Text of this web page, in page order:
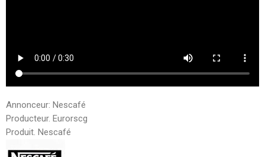
Annonceur: Nescafé
Producteur. Eurorscg
Produit. Nescafé